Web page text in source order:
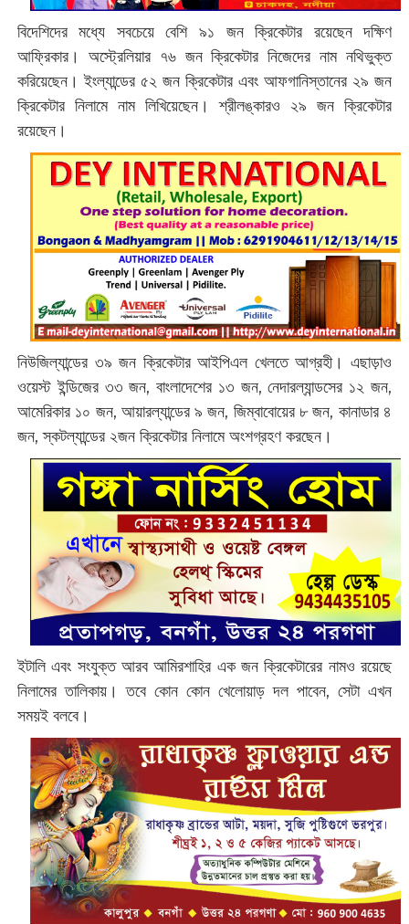
বিদেশিদের মধ্যে সবচেয়ে বেশি ৯১ জন ক্রিকেটার রয়েছেন দক্ষিণ
আফ্রিকার। অস্ট্রেলিয়ার ৭৬ জন ক্রিকেটার নিজেদের নাম নথিভুক্ত
করিয়েছেন। ইংল্যান্ডের ৫২ জন ক্রিকেটার এবং আফগানিস্তানের ২৯ জন
ক্রিকেটার নিলামে নাম লিখিয়েছেন। শ্রীলঙ্কারও ২৯ জন ক্রিকেটার
রয়েছেন।
নিউজিল্যান্ডের ৩৯ জন ক্রিকেটার আইপিএল খেলতে আগ্রহী। এছাড়াও
ওয়েস্ট ইন্ডিজের ৩৩ জন, বাংলাদেশের ১৩ জন, নেদারল্যান্ডসের ১২ জন,
আমেরিকার ১০ জন, আয়ারল্যান্ডের ৯ জন, জিম্বাবোয়ের ৮ জন, কানাডার ৪
জন, স্কটল্যান্ডের ২জন ক্রিকেটার নিলামে অংশগ্রহণ করছেন।
ইটালি এবং সংযুক্ত আরব আমিরশাহির এক জন ক্রিকেটারের নামও রয়েছে
নিলামের তালিকায়। তবে কোন কোন খেলোয়াড় দল পাবেন, সেটা এখন
সময়ই বলবে।